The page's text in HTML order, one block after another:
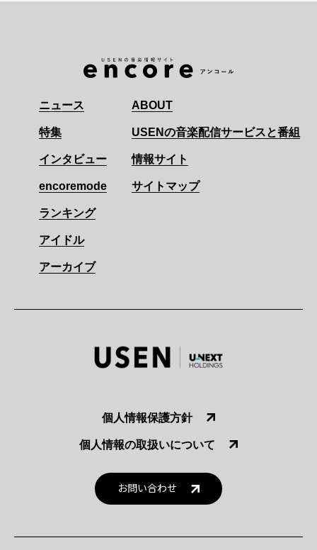
ニュース
特集
インタビュー
encoremode
ランキング
アイドル
アーカイブ
ABOUT
USENの音楽配信サービスと番組
情報サイト
サイトマップ
個人情報保護方針
個人情報の取扱いについて
お問い合わせ